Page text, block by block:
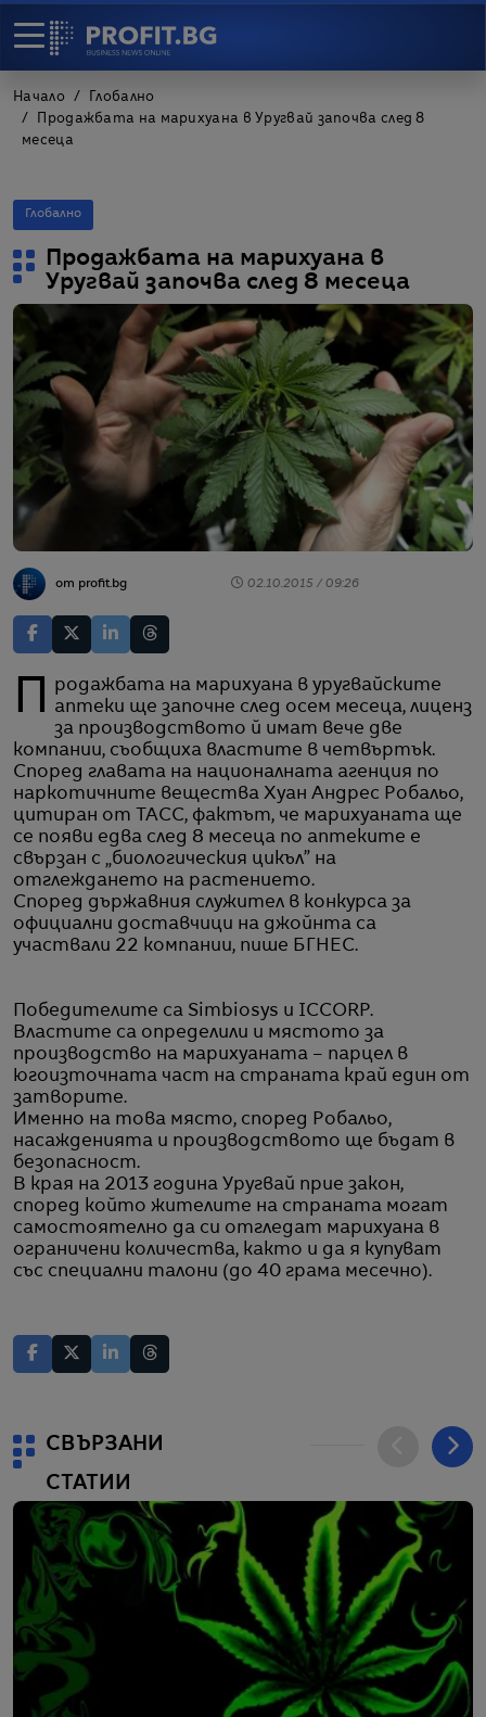
Начало
Глобално
Продажбата на марихуана в Уругвай започва след 8
месеца
Глобално
Продажбата на марихуана в
Уругвай започва след 8 месеца
от profit.bg 02.10.2015 / 09:26
Продажбата на марихуана в уругвайските
аптеки ще започне след осем месеца, лиценз
за производството й имат вече две
компании, съобщиха властите в четвъртък.
Според главата на националната агенция по
наркотичните вещества Хуан Андрес Робальо,
цитиран от ТАСС, фактът, че марихуаната ще
се появи едва след 8 месеца по аптеките е
свързан с „биологическия цикъл” на
отглеждането на растението.
Според държавния служител в конкурса за
официални доставчици на джойнта са
участвали 22 компании, пише БГНЕС.
Победителите са Simbiosys и ICCORP.
Властите са определили и мястото за
производство на марихуаната – парцел в
югоизточната част на страната край един от
затворите.
Именно на това място, според Робальо,
насажденията и производството ще бъдат в
безопасност.
В края на 2013 година Уругвай прие закон,
според който жителите на страната могат
самостоятелно да си отгледат марихуана в
ограничени количества, както и да я купуват
със специални талони (до 40 грама месечно).
СВЪРЗАНИ
СТАТИИ